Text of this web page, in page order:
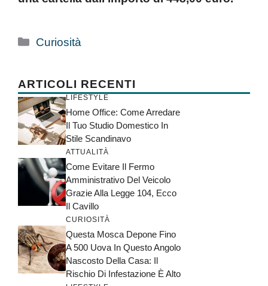
Categorie
Curiosità
ARTICOLI RECENTI
LIFESTYLE
Home Office: Come Arredare
Il Tuo Studio Domestico In
Stile Scandinavo
ATTUALITÀ
Come Evitare Il Fermo
Amministrativo Del Veicolo
Grazie Alla Legge 104, Ecco
Il Cavillo
CURIOSITÀ
Questa Mosca Depone Fino
A 500 Uova In Questo Angolo
Nascosto Della Casa: Il
Rischio Di Infestazione È Alto